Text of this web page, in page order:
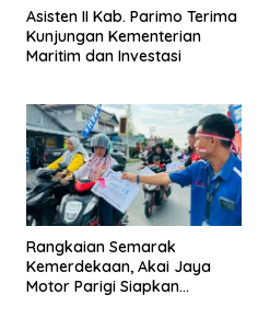
Asisten II Kab. Parimo Terima
Kunjungan Kementerian
Maritim dan Investasi
Rangkaian Semarak
Kemerdekaan, Akai Jaya
Motor Parigi Siapkan